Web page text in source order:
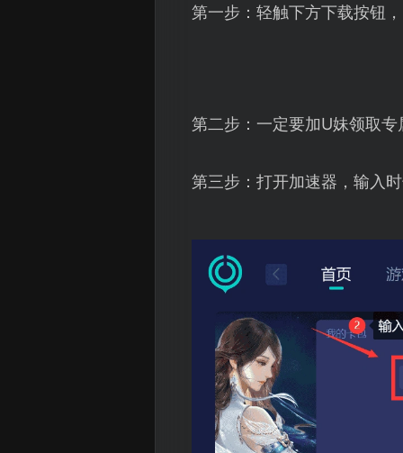
第一步：轻触下方下载按钮
第二步：一定要加U妹领取
第三步：打开加速器，输入